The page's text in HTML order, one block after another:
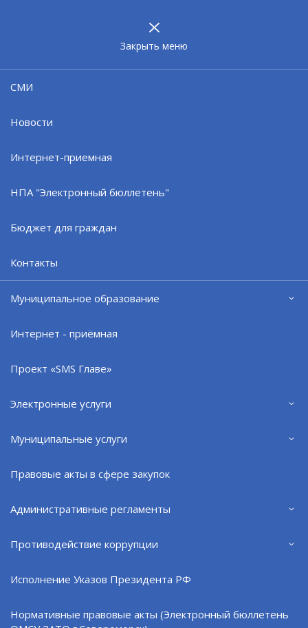
Закрыть меню
СМИ
Новости
Интернет-приемная
НПА "Электронный бюллетень"
Бюджет для граждан
Контакты
Муниципальное образование
Интернет - приёмная
Проект «SMS Главе»
Электронные услуги
Муниципальные услуги
Правовые акты в сфере закупок
Административные регламенты
Противодействие коррупции
Исполнение Указов Президента РФ
Нормативные правовые акты (Электронный бюллетень
Сейчас09:36
49 403,61 га
1951 год
СОСТАВЗАТО Г. СЕВЕРОМОРСК
н.п.Североморск-3, н.п.Щукозеро